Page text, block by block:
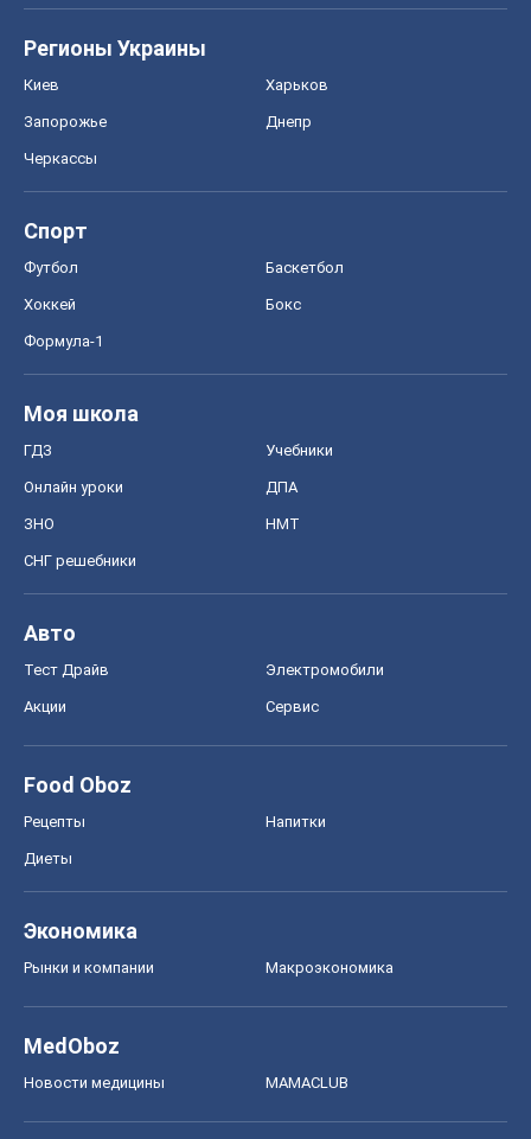
Регионы Украины
Киев Харьков
Запорожье Днепр
Черкассы
Спорт
Футбол Баскетбол
Хоккей Бокс
Формула-1
Моя школа
ГДЗ Учебники
Онлайн уроки ДПА
ЗНО НМТ
СНГ решебники
Авто
Тест Драйв Электромобили
Акции Сервис
Food Oboz
Рецепты Напитки
Диеты
Экономика
Рынки и компании Mакроэкономика
MedOboz
Новости медицины MAMACLUB